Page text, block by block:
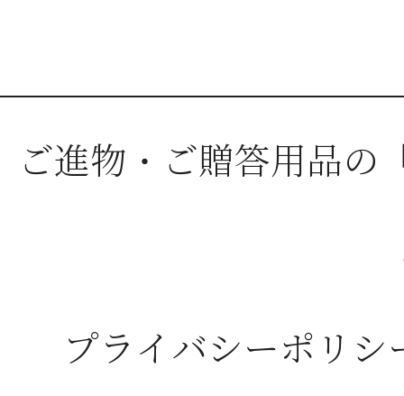
ご進物・ご贈答用品の
プライバシーポリシ